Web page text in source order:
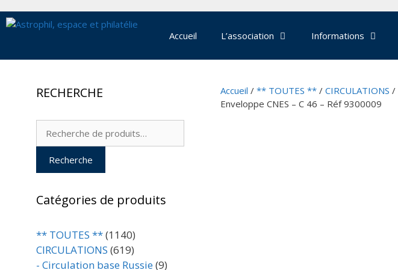
au
Accueil L’association Informations
Accueil / ** TOUTES ** / CIRCULATIONS /
Enveloppe CNES – C 46 – Réf 9300009
RECHERCHE
Recherche
Recherche
Catégories de produits
** TOUTES **(1140)
CIRCULATIONS (619)
- Circulation base Russie(9)